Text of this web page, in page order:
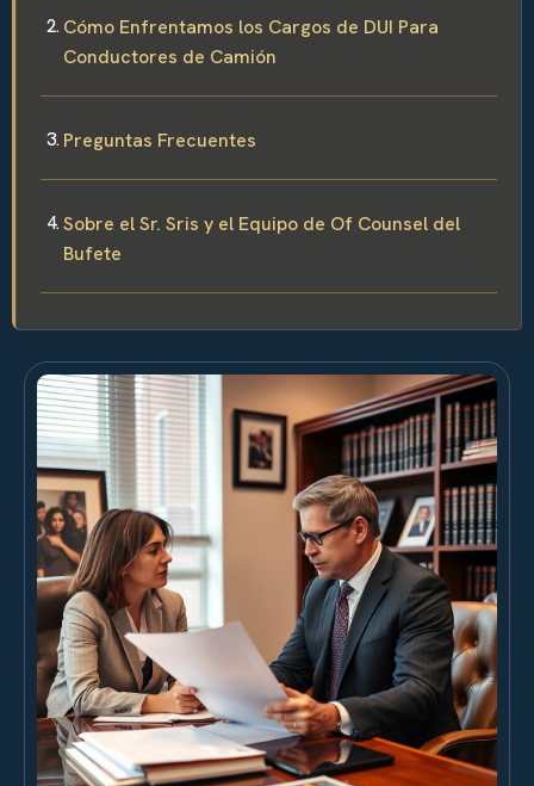
Cómo Enfrentamos los Cargos de DUI Para
Conductores de Camión
Preguntas Frecuentes
Sobre el Sr. Sris y el Equipo de Of Counsel del
Bufete